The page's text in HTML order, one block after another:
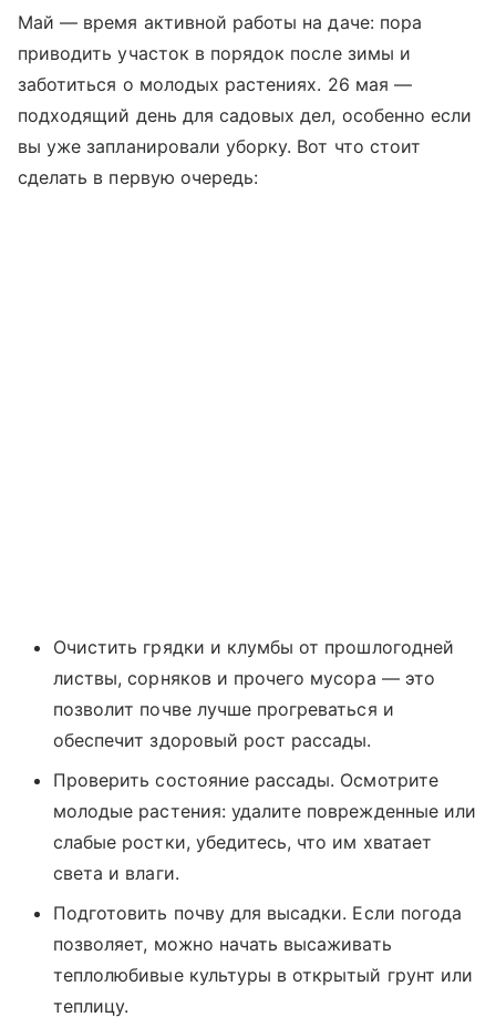
Май — время активной работы на даче: пора
приводить участок в порядок после зимы и
заботиться о молодых растениях. 26 мая —
подходящий день для садовых дел, особенно если
вы уже запланировали уборку. Вот что стоит
сделать в первую очередь:
Очистить грядки и клумбы от прошлогодней
листвы, сорняков и прочего мусора — это
позволит почве лучше прогреваться и
обеспечит здоровый рост рассады.
Проверить состояние рассады. Осмотрите
молодые растения: удалите поврежденные или
слабые ростки, убедитесь, что им хватает
света и влаги.
Подготовить почву для высадки. Если погода
позволяет, можно начать высаживать
теплолюбивые культуры в открытый грунт или
теплицу.